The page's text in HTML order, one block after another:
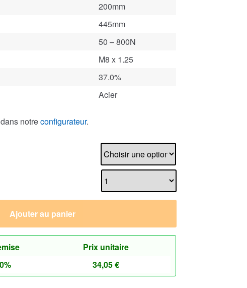
200mm
445mm
50 – 800N
M8 x 1.25
37.0%
Acier
notreconfigurateur.
Ajouter au panier
Prix unitaire
0% 34,05€